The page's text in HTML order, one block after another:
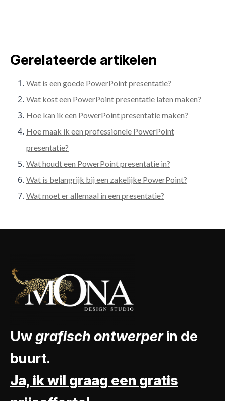
Gerelateerde artikelen
Wat is een goede PowerPoint presentatie?
Wat kost een PowerPoint presentatie laten maken?
Hoe kan ik een PowerPoint presentatie maken?
Hoe maak ik een professionele PowerPoint
presentatie?
Wat houdt een PowerPoint presentatie in?
Wat is belangrijk bij een zakelijke PowerPoint?
Wat moet er allemaal in een presentatie?
Uwgrafisch ontwerperin de
buurt.
Ja, ik wil graag een gratis